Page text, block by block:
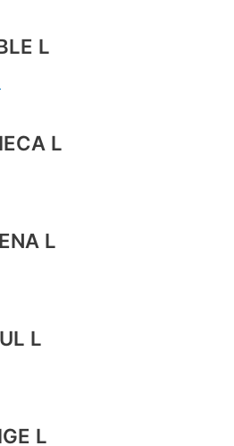
L
L
L
L
L